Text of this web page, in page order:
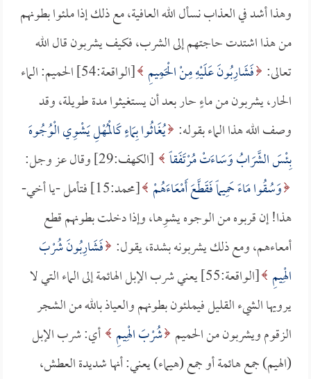
وهذا أشد في العذاب نسأل الله العافية، مع ذلك إذا ملئوا بطونهم
من هذا اشتدت حاجتهم إلى الشرب، فكيف يشربون قال الله
تعالى: فَشَارِبُونَ عَلَيْهِ مِنْ الْحَمِيمِ
[الواقعة:54] الحميم: الماء
الحار، يشربون من ماءٍ حار بعد أن يستغيثوا مدة طويلة، وقد
وصف الله هذا الماء بقوله: يُغَاثُوا بِمَاءٍ كَالْمُهْلِ يَشْوِي الْوُجُوهَ
بِئْسَ الشَّرَابُ وَسَاءَتْ مُرْتَفَقاً [الكهف:29] وقال عز وجل:
وَسُقُوا مَاءً حَمِيماً فَقَطَّعَ أَمْعَاءَهُمْ
[محمد:15] فتأمل -يا أخي-
هذا! إن قربوه من الوجوه يشوِها، وإذا دخلت بطونهم قطع
أمعاءهم، ومع ذلك يشربونه بشدة، يقول: فَشَارِبُونَ شُرْبَ
الْهِيمِ
[الواقعة:55] يعني شرب الإبل الهائمة إلى الماء التي لا
يرويها الشيء القليل فيملئون بطونهم والعياذ بالله من الشجر
الزقوم ويشربون من الحميم شُرْبَ الْهِيمِ أي: شرب الإبل
(الهيم) جمع هائمة أو جمع (هيماء) يعني: أنها شديدة العطش،